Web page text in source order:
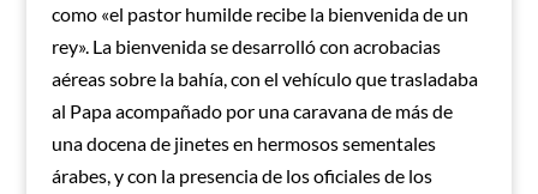
como «el pastor humilde recibe la bienvenida de un
rey». La bienvenida se desarrolló con acrobacias
aéreas sobre la bahía, con el vehículo que trasladaba
al Papa acompañado por una caravana de más de
una docena de jinetes en hermosos sementales
árabes, y con la presencia de los oficiales de los